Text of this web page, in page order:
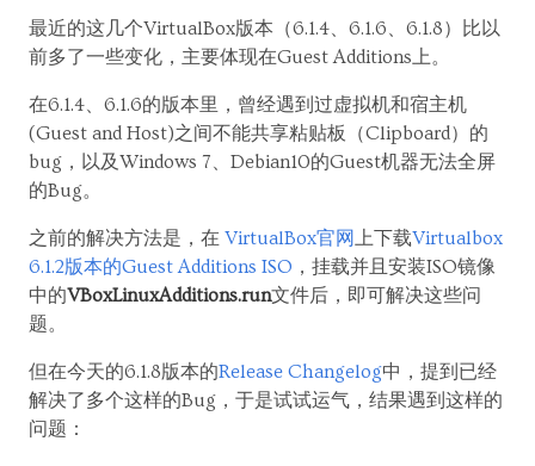
最近的这几个VirtualBox版本（6.1.4、6.1.6、6.1.8）比以
前多了一些变化，主要体现在Guest Additions上。
在6.1.4、6.1.6的版本里，曾经遇到过虚拟机和宿主机
(Guest and Host)之间不能共享粘贴板（Clipboard）的
bug，以及Windows 7、Debian10的Guest机器无法全屏
的Bug。
之前的解决方法是，在 VirtualBox官网上下载Virtualbox
6.1.2版本的Guest Additions ISO ，挂载并且安装ISO镜像
中的VBoxLinuxAdditions.run文件后，即可解决这些问
题。
但在今天的6.1.8版本的Release Changelog中，提到已经
解决了多个这样的Bug，于是试试运气，结果遇到这样的
问题：